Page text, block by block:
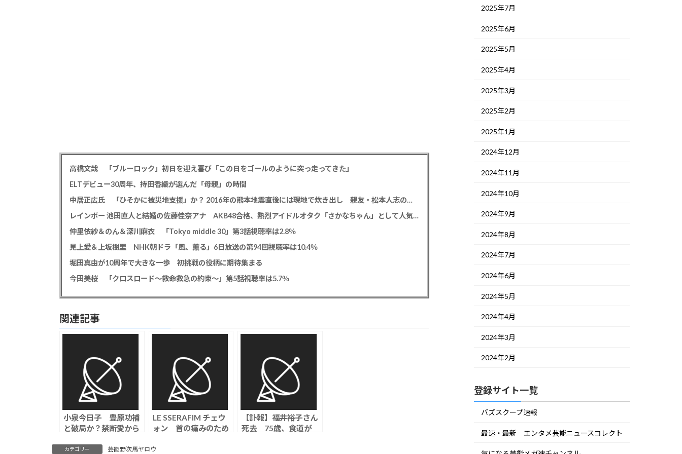
高橋文哉 「ブルーロック」初日を迎え喜び「この日をゴールのように突っ走ってきた」
ELTデビュー30周年、持田香織が選んだ「母親」の時間
中居正広氏 「ひそかに被災地支援」か？ 2016年の熊本地震直後には現地で炊き出し 親友・松本人志の闘病に心を痛め、頻繁に連絡も
レインボー 池田直人と結婚の佐藤佳奈アナ AKB48合格、熱烈アイドルオタク「さかなちゃん」として人気に、7月末に読売テレビ退社
仲里依紗＆のん＆深川麻衣 「Tokyo middle 30」第3話視聴率は2.8％
見上愛＆上坂樹里 NHK朝ドラ「風、薫る」6日放送の第94回視聴率は10.4％
堀田真由が10周年で大きな一歩 初挑戦の役柄に期待集まる
今田美桜 「クロスロード～救命救急の約束～」第5話視聴率は5.7％
関連記事
小泉今日子 豊原功補
と破局か？禁断愛から
ンカが増え、同棲も解
LE SSERAFIM チェウ
ォン 首の痛みのため
回復に専念することが
【訃報】福井裕子さん
死去 75歳、食道が
カテゴリー 芸能野次馬ヤロウ
2025年7月
2025年6月
2025年5月
2025年4月
2025年3月
2025年2月
2025年1月
2024年12月
2024年11月
2024年10月
2024年9月
2024年8月
2024年7月
2024年6月
2024年5月
2024年4月
2024年3月
2024年2月
登録サイト一覧
バズスクープ速報
最速・最新 エンタメ芸能ニュースコレクト